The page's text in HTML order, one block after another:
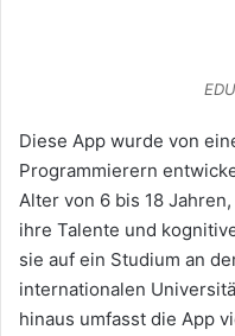
Diese App wurde von
Programmierern
Alter von 6 bis 18
ihre Talente und
sie auf ein Studium an
internationalen
hinaus umfasst die App